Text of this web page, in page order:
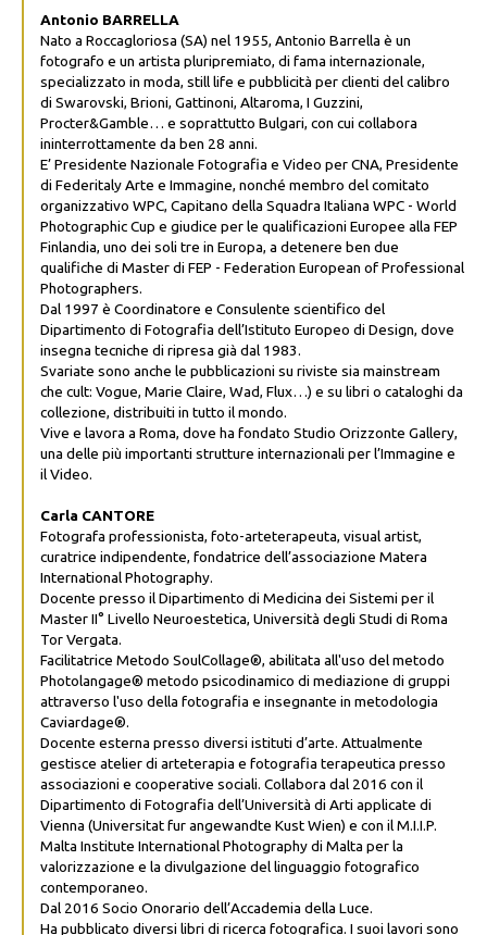
Antonio BARRELLA
Nato a Roccagloriosa (SA) nel 1955, Antonio Barrella è un
fotografo e un artista pluripremiato, di fama internazionale,
specializzato in moda, still life e pubblicità per clienti del calibro
di Swarovski, Brioni, Gattinoni, Altaroma, I Guzzini,
Procter&Gamble… e soprattutto Bulgari, con cui collabora
ininterrottamente da ben 28 anni.
E’ Presidente Nazionale Fotografia e Video per CNA, Presidente
di Federitaly Arte e Immagine, nonché membro del comitato
organizzativo WPC, Capitano della Squadra Italiana WPC - World
Photographic Cup e giudice per le qualificazioni Europee alla FEP
Finlandia, uno dei soli tre in Europa, a detenere ben due
qualifiche di Master di FEP - Federation European of Professional
Photographers.
Dal 1997 è Coordinatore e Consulente scientifico del
Dipartimento di Fotografia dell’Istituto Europeo di Design, dove
insegna tecniche di ripresa già dal 1983.
Svariate sono anche le pubblicazioni su riviste sia mainstream
che cult: Vogue, Marie Claire, Wad, Flux…) e su libri o cataloghi da
collezione, distribuiti in tutto il mondo.
Vive e lavora a Roma, dove ha fondato Studio Orizzonte Gallery,
una delle più importanti strutture internazionali per l’Immagine e
il Video.
Carla CANTORE
Fotografa professionista, foto-arteterapeuta, visual artist,
curatrice indipendente, fondatrice dell’associazione Matera
International Photography.
Docente presso il Dipartimento di Medicina dei Sistemi per il
Master II° Livello Neuroestetica, Università degli Studi di Roma
Tor Vergata.
Facilitatrice Metodo SoulCollage®, abilitata all'uso del metodo
Photolangage® metodo psicodinamico di mediazione di gruppi
attraverso l'uso della fotografia e insegnante in metodologia
Caviardage®.
Docente esterna presso diversi istituti d’arte. Attualmente
gestisce atelier di arteterapia e fotografia terapeutica presso
associazioni e cooperative sociali. Collabora dal 2016 con il
Dipartimento di Fotografia dell’Università di Arti applicate di
Vienna (Universitat fur angewandte Kust Wien) e con il M.I.I.P.
Malta Institute International Photography di Malta per la
valorizzazione e la divulgazione del linguaggio fotografico
contemporaneo.
Dal 2016 Socio Onorario dell’Accademia della Luce.
Ha pubblicato diversi libri di ricerca fotografica. I suoi lavori sono